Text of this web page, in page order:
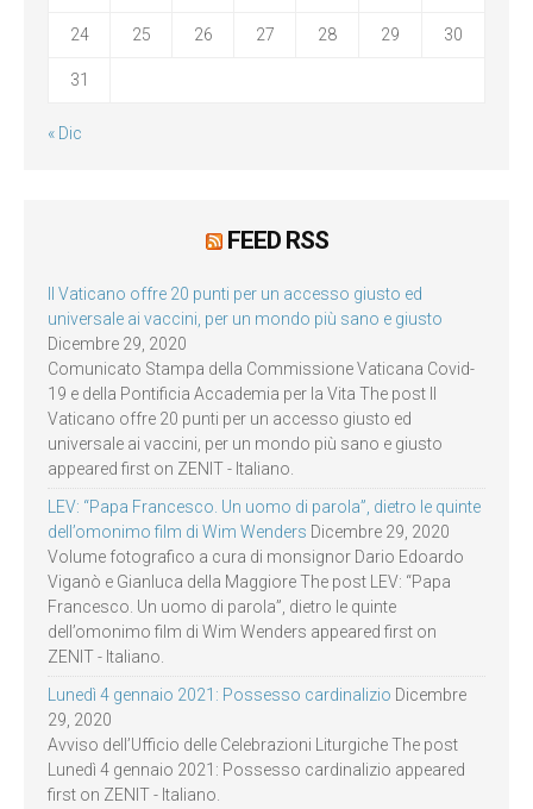
24 25 26 27 28 29 30
31
« Dic
FEED RSS
Il Vaticano offre 20 punti per un accesso giusto ed
universale ai vaccini, per un mondo più sano e giusto
Dicembre 29, 2020
Comunicato Stampa della Commissione Vaticana Covid-
19 e della Pontificia Accademia per la Vita The post Il
Vaticano offre 20 punti per un accesso giusto ed
universale ai vaccini, per un mondo più sano e giusto
appeared first on ZENIT - Italiano.
LEV: “Papa Francesco. Un uomo di parola”, dietro le quinte
dell’omonimo film di Wim Wenders Dicembre 29, 2020
Volume fotografico a cura di monsignor Dario Edoardo
Viganò e Gianluca della Maggiore The post LEV: “Papa
Francesco. Un uomo di parola”, dietro le quinte
dell’omonimo film di Wim Wenders appeared first on
ZENIT - Italiano.
Lunedì 4 gennaio 2021: Possesso cardinalizio Dicembre
29, 2020
Avviso dell’Ufficio delle Celebrazioni Liturgiche The post
Lunedì 4 gennaio 2021: Possesso cardinalizio appeared
first on ZENIT - Italiano.